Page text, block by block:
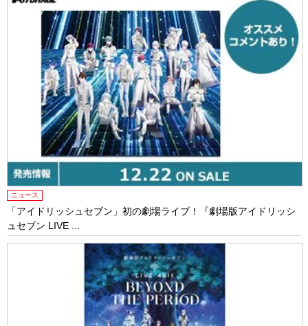
ニュース
「アイドリッシュセブン」初の劇場ライブ！『劇場版アイドリッシ
ュセブン LIVE ...